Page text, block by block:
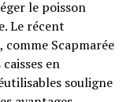
le poisson
Le récent
Scapmarée
en
souligne